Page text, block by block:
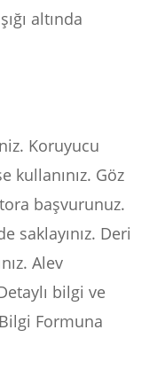
altında
Koruyucu
kullanınız. Göz
başvurunuz.
saklayınız. Deri
Alev
bilgi ve
Formuna